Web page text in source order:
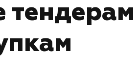
тендерам